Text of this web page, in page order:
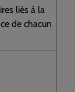
liés à la
de chacun